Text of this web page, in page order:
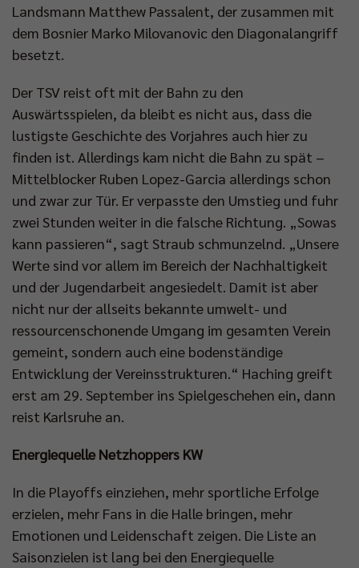
Landsmann Matthew Passalent, der zusammen mit
dem Bosnier Marko Milovanovic den Diagonalangriff
besetzt.
Der TSV reist oft mit der Bahn zu den
Auswärtsspielen, da bleibt es nicht aus, dass die
lustigste Geschichte des Vorjahres auch hier zu
finden ist. Allerdings kam nicht die Bahn zu spät –
Mittelblocker Ruben Lopez-Garcia allerdings schon
und zwar zur Tür. Er verpasste den Umstieg und fuhr
zwei Stunden weiter in die falsche Richtung. „Sowas
kann passieren“, sagt Straub schmunzelnd. „Unsere
Werte sind vor allem im Bereich der Nachhaltigkeit
und der Jugendarbeit angesiedelt. Damit ist aber
nicht nur der allseits bekannte umwelt- und
ressourcenschonende Umgang im gesamten Verein
gemeint, sondern auch eine bodenständige
Entwicklung der Vereinsstrukturen.“ Haching greift
erst am 29. September ins Spielgeschehen ein, dann
reist Karlsruhe an.
Energiequelle Netzhoppers KW
In die Playoffs einziehen, mehr sportliche Erfolge
erzielen, mehr Fans in die Halle bringen, mehr
Emotionen und Leidenschaft zeigen. Die Liste an
Saisonzielen ist lang bei den Energiequelle